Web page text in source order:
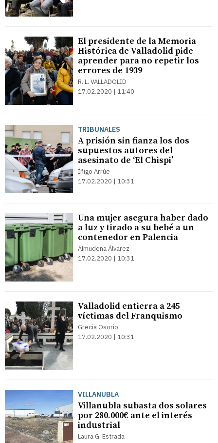
El presidente de la Memoria
Histórica de Valladolid pide
aprender para no repetir los
errores de 1939
R. L. VALLADOLID
17.02.2020 | 11:40
TRIBUNALES
A prisión sin fianza los dos
supuestos autores del
asesinato de ‘El Chispi’
Íñigo Arrúe
17.02.2020 | 10:31
Una mujer asegura haber dado
a luz y tirado a su bebé a un
contenedor en Palencia
Almudena Álvarez
17.02.2020 | 10:31
Valladolid entierra a 245
víctimas del Franquismo
Grecia Osorio
17.02.2020 | 10:31
VILLANUBLA
Villanubla subasta dos solares
por 280.000€ ante el interés
industrial
Laura G. Estrada